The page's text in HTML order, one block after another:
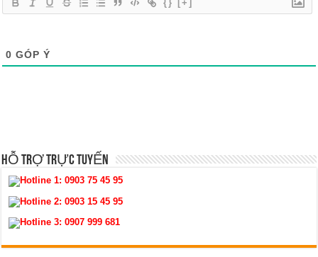
{} [+]
0 GÓP Ý
HỖ TRỢ TRỰC TUYẾN
Hotline 1:0903 75 45 95
Hotline 2:0903 15 45 95
Hotline 3:0907 999 681